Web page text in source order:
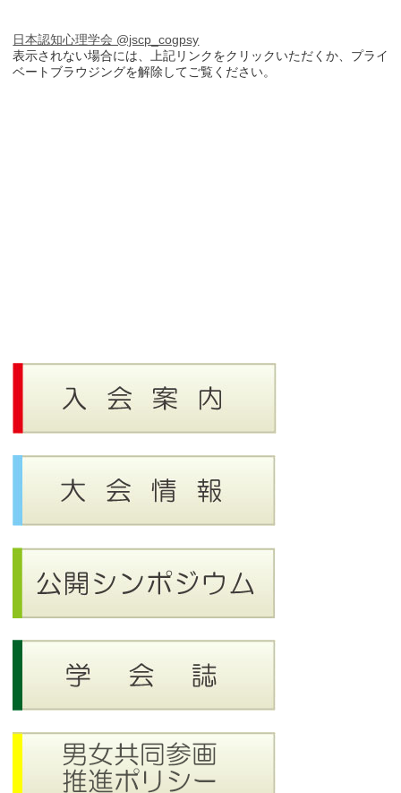
日本認知心理学会 @jscp_cogpsy
表示されない場合には、上記リンクをクリックいただくか、プライ
ベートブラウジングを解除してご覧ください。